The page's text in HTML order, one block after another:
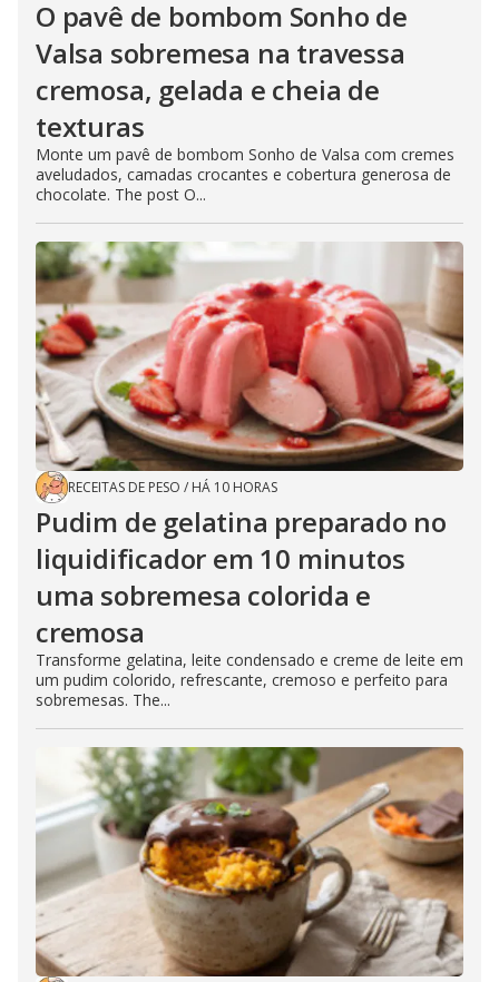
O pavê de bombom Sonho de
Valsa sobremesa na travessa
cremosa, gelada e cheia de
texturas
Monte um pavê de bombom Sonho de Valsa com cremes
aveludados, camadas crocantes e cobertura generosa de
chocolate. The post O...
RECEITAS DE PESO / HÁ 10 HORAS
Pudim de gelatina preparado no
liquidificador em 10 minutos
uma sobremesa colorida e
cremosa
Transforme gelatina, leite condensado e creme de leite em
um pudim colorido, refrescante, cremoso e perfeito para
sobremesas. The...